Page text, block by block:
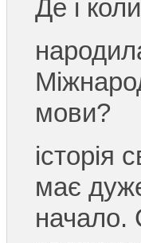
Де і коли
мови?
історія
має
начало.